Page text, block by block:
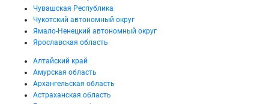
Чувашская Республика
Чукотский автономный округ
Ямало-Ненецкий автономный округ
Ярославская область
Алтайский край
Амурская область
Архангельская область
Астраханская область